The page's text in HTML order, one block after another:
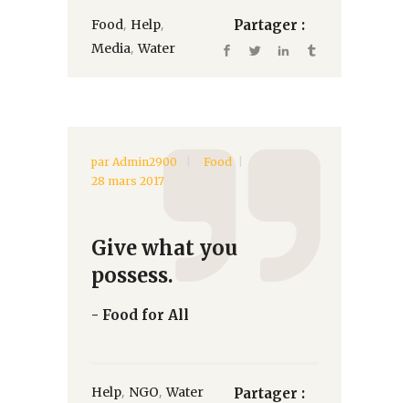
Food, Help,
Media,Water
Partager :
par Admin2900
Food
28 mars 2017
Give what you
possess.
- Food for All
Help, NGO,Water Partager :